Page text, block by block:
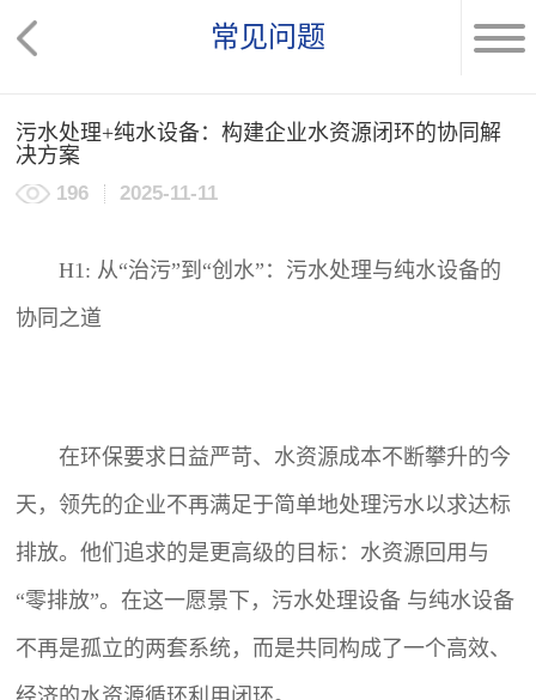
常见问题
污水处理+纯水设备：构建企业水资源闭环的协同解
决方案
196 2025-11-11
H1: 从“治污”到“创水”：污水处理与纯水设备的
协同之道
在环保要求日益严苛、水资源成本不断攀升的今
天，领先的企业不再满足于简单地处理污水以求达标
排放。他们追求的是更高级的目标：水资源回用与
“零排放”。在这一愿景下， 污水处理设备 与纯水设备
不再是孤立的两套系统，而是共同构成了一个高效、